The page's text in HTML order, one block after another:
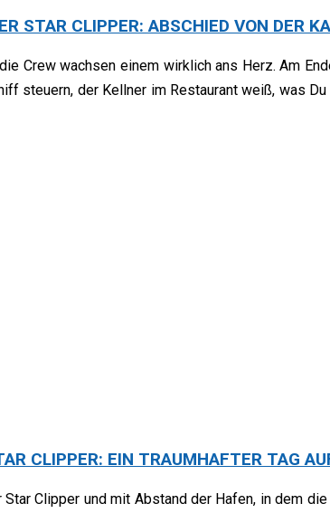
STAR CLIPPER: ABSCHIED VON DER
Crew wachsen einem wirklich ans Herz. Am
steuern, der Kellner im Restaurant weiß, was
CLIPPER: EIN TRAUMHAFTER TAG
Clipper und mit Abstand der Hafen, in dem